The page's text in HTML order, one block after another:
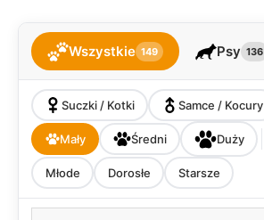
Wszystkie 149 Psy 136
Suczki / Kotki Samce / Kocury
Mały Średni Duży
Młode Dorosłe Starsze